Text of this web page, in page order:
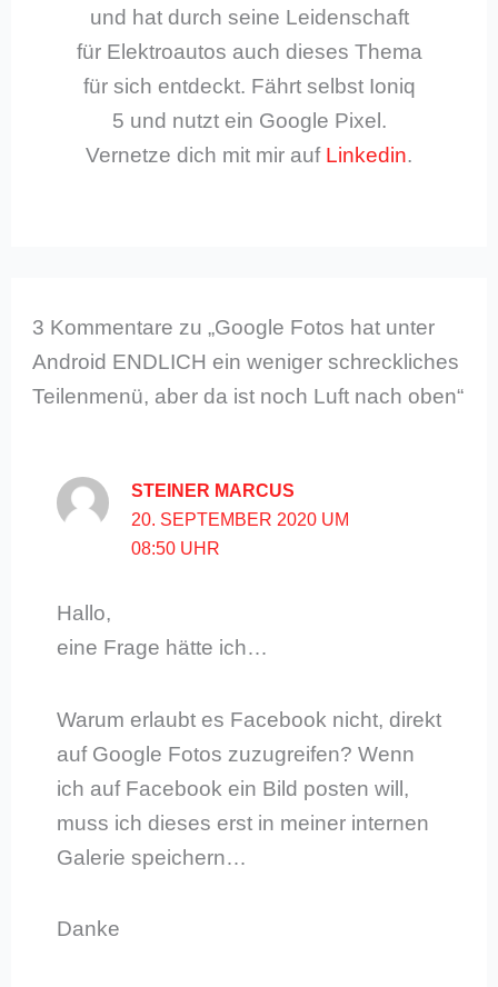
und hat durch seine Leidenschaft
für Elektroautos auch dieses Thema
für sich entdeckt. Fährt selbst Ioniq
5 und nutzt ein Google Pixel.
Vernetze dich mit mir auf Linkedin.
3 Kommentare zu „Google Fotos hat unter
Android ENDLICH ein weniger schreckliches
Teilenmenü, aber da ist noch Luft nach oben“
STEINER MARCUS
20. SEPTEMBER 2020 UM
08:50 UHR
Hallo,
eine Frage hätte ich…
Warum erlaubt es Facebook nicht, direkt
auf Google Fotos zuzugreifen? Wenn
ich auf Facebook ein Bild posten will,
muss ich dieses erst in meiner internen
Galerie speichern…
Danke